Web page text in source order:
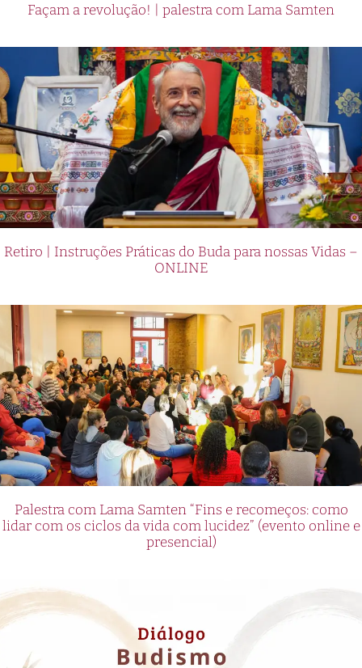
Façam a revolução! | palestra com Lama Samten
Retiro | Instruções Práticas do Buda para nossas Vidas –
ONLINE
Palestra com Lama Samten “Fins e recomeços: como
lidar com os ciclos da vida com lucidez” (evento online e
presencial)